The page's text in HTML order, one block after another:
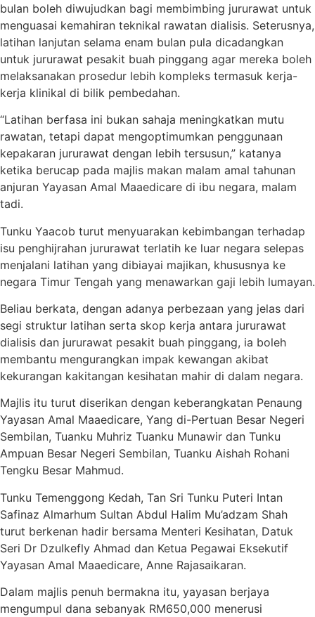
bulan boleh diwujudkan bagi membimbing jururawat untuk
menguasai kemahiran teknikal rawatan dialisis. Seterusnya,
latihan lanjutan selama enam bulan pula dicadangkan
untuk jururawat pesakit buah pinggang agar mereka boleh
melaksanakan prosedur lebih kompleks termasuk kerja-
kerja klinikal di bilik pembedahan.
“Latihan berfasa ini bukan sahaja meningkatkan mutu
rawatan, tetapi dapat mengoptimumkan penggunaan
kepakaran jururawat dengan lebih tersusun,” katanya
ketika berucap pada majlis makan malam amal tahunan
anjuran Yayasan Amal Maaedicare di ibu negara, malam
tadi.
Tunku Yaacob turut menyuarakan kebimbangan terhadap
isu penghijrahan jururawat terlatih ke luar negara selepas
menjalani latihan yang dibiayai majikan, khususnya ke
negara Timur Tengah yang menawarkan gaji lebih lumayan.
Beliau berkata, dengan adanya perbezaan yang jelas dari
segi struktur latihan serta skop kerja antara jururawat
dialisis dan jururawat pesakit buah pinggang, ia boleh
membantu mengurangkan impak kewangan akibat
kekurangan kakitangan kesihatan mahir di dalam negara.
Majlis itu turut diserikan dengan keberangkatan Penaung
Yayasan Amal Maaedicare, Yang di-Pertuan Besar Negeri
Sembilan, Tuanku Muhriz Tuanku Munawir dan Tunku
Ampuan Besar Negeri Sembilan, Tuanku Aishah Rohani
Tengku Besar Mahmud.
Tunku Temenggong Kedah, Tan Sri Tunku Puteri Intan
Safinaz Almarhum Sultan Abdul Halim Mu’adzam Shah
turut berkenan hadir bersama Menteri Kesihatan, Datuk
Seri Dr Dzulkefly Ahmad dan Ketua Pegawai Eksekutif
Yayasan Amal Maaedicare, Anne Rajasaikaran.
Dalam majlis penuh bermakna itu, yayasan berjaya
mengumpul dana sebanyak RM650,000 menerusi